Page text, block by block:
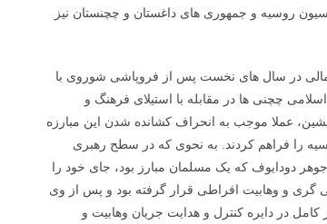
روسیه و جمهوری های داغستان و چچنستان نیز
در سال های نخست پس از فروپاشی شوروی با
چچنی ها در مقابله با استیلای فرهنگ و
عملا موجب به انحراف کشانده شدن این مبارزه
را فراهم کردند. به نحوی که در سطح رهبری
دودایوف که یک مسلمان مبارز بود، جای خود را
گری و وهابیت افراطی قرار گرفته بود و پس از وی
در دایره کنترل و هدایت جریان وهابیت و